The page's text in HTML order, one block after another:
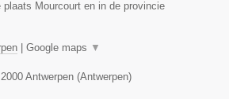
plaats Mourcourt en in de provincie
Google maps ▼
2000 Antwerpen (Antwerpen)